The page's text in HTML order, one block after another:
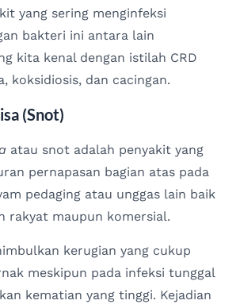
yang sering menginfeksi
bakteri ini antara lain
kita kenal dengan istilah CRD
koksidiosis, dan cacingan.
(Snot)
atau snot adalah penyakit yang
pernapasan bagian atas pada
pedaging atau unggas lain baik
rakyat maupun komersial.
kerugian yang cukup
meskipun pada infeksi tunggal
kematian yang tinggi. Kejadian